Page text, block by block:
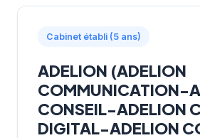
Cabinet établi (5 ans)
ADELION (ADELION
COMMUNICATION-
CONSEIL-ADELION
DIGITAL-ADELION